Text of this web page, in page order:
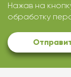
Нажав на
обработку